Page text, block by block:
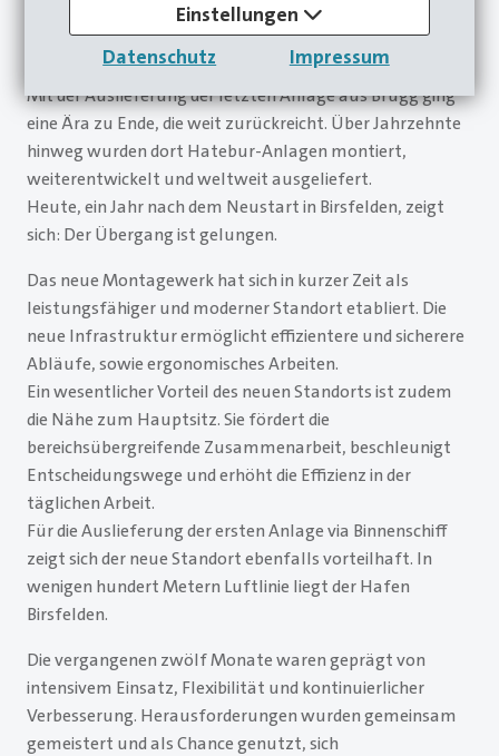
Einstellungen
Datenschutz
Impressum
Mit der Auslieferung der letzten Anlage aus Brugg ging
eine Ära zu Ende, die weit zurückreicht. Über Jahrzehnte
hinweg wurden dort Hatebur-Anlagen montiert,
weiterentwickelt und weltweit ausgeliefert.
Heute, ein Jahr nach dem Neustart in Birsfelden, zeigt
sich: Der Übergang ist gelungen.
Das neue Montagewerk hat sich in kurzer Zeit als
leistungsfähiger und moderner Standort etabliert. Die
neue Infrastruktur ermöglicht effizientere und sicherere
Abläufe, sowie ergonomisches Arbeiten.
Ein wesentlicher Vorteil des neuen Standorts ist zudem
die Nähe zum Hauptsitz. Sie fördert die
bereichsübergreifende Zusammenarbeit, beschleunigt
Entscheidungswege und erhöht die Effizienz in der
täglichen Arbeit.
Für die Auslieferung der ersten Anlage via Binnenschiff
zeigt sich der neue Standort ebenfalls vorteilhaft. In
wenigen hundert Metern Luftlinie liegt der Hafen
Birsfelden.
Die vergangenen zwölf Monate waren geprägt von
intensivem Einsatz, Flexibilität und kontinuierlicher
Verbesserung. Herausforderungen wurden gemeinsam
gemeistert und als Chance genutzt, sich